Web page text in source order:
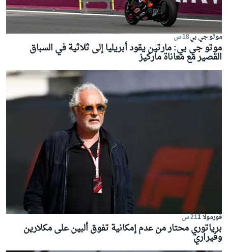
موتو جي بي18 س
موتو جي بي: مارتين يقود أبريليا إلى ثلاثية في السباق
القصير مع معاناة ماركيز
فورمولا 1 21 س
برياتوري محتار من عدم إمكانية تفوق ألبين على مكلارين
وفيراري